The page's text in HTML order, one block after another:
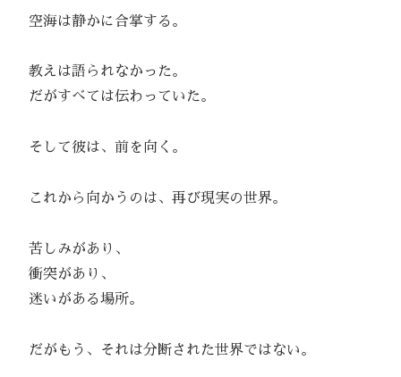
空海は静かに合掌する。
教えは語られなかった。
だがすべては伝わっていた。
そして彼は、前を向く。
これから向かうのは、再び現実の世界。
苦しみがあり、
衝突があり、
迷いがある場所。
だがもう、それは分断された世界ではない。